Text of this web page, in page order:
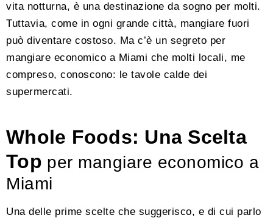
vita notturna, è una destinazione da sogno per molti.
Tuttavia, come in ogni grande città, mangiare fuori
può diventare costoso. Ma c’è un segreto per
mangiare economico a Miami che molti locali, me
compreso, conoscono: le tavole calde dei
supermercati.
Whole Foods: Una Scelta
Top per mangiare economico a
Miami
Una delle prime scelte che suggerisco, e di cui parlo